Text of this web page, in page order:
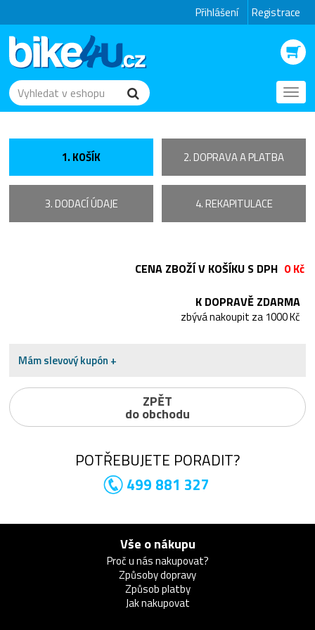
Přihlášení Registrace
1. KOŠÍK 2. DOPRAVA A PLATBA
3. DODACÍ ÚDAJE 4. REKAPITULACE
K DOPRAVĚ ZDARMA
zbývá nakoupit za 1000 Kč
CENA ZBOŽÍ V KOŠÍKU S DPH 0 Kč
Mám slevový kupón +
ZPĚT
do obchodu
POTŘEBUJETE PORADIT?
499 881 327
Vše o nákupu
Proč u nás nakupovat?
Způsoby dopravy
Způsob platby
Jak nakupovat